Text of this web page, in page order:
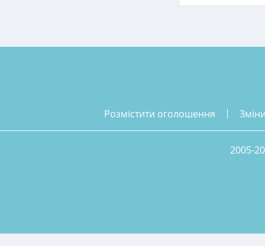
розмістити оголошення
2005-